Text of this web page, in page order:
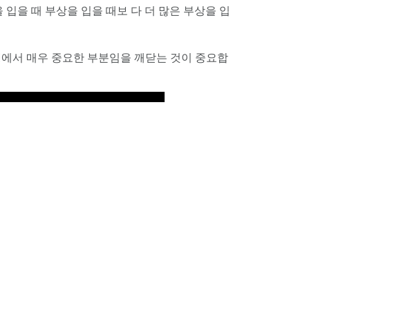
을 때 부상을 입을 때보 다 더 많은 부상을 입
서 매우 중요한 부분임을 깨닫는 것이 중요합